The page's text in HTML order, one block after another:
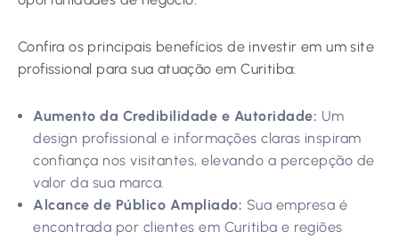
Confira os principais benefícios de investir em um site
profissional para sua atuação em Curitiba:
Aumento da Credibilidade e Autoridade: Um
design profissional e informações claras inspiram
confiança nos visitantes, elevando a percepção de
valor da sua marca.
Alcance de Público Ampliado: Sua empresa é
encontrada por clientes em Curitiba e regiões